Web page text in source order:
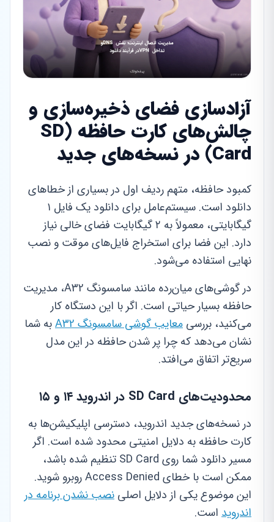
آزادسازی فضای ذخیره‌سازی و
چالش‌های کارت حافظه (SD
Card) در نسخه‌های جدید
کمبود حافظه، متهم ردیف اول در بسیاری از خطاهای
دانلود است. سیستم‌عامل برای دانلود یک فایل ۱
گیگابایتی، معمولاً به ۲ گیگابایت فضای خالی نیاز
دارد. این فضا برای استخراج فایل‌های موقت و نصب
نهایی استفاده می‌شود.
در گوشی‌های میان‌رده مانند سامسونگ A32، مدیریت
حافظه بسیار حیاتی است. اگر با این دستگاه کار
می‌کنید، بررسی معایب گوشی سامسونگ A32
به شما
نشان می‌دهد که چرا پر شدن حافظه در این مدل
سریع‌تر اتفاق می‌افتد.
محدودیت‌های SD Card در اندروید ۱۴ و ۱۵
در نسخه‌های جدید اندروید، دسترسی اپلیکیشن‌ها به
کارت حافظه به دلایل امنیتی محدود شده است. اگر
مسیر دانلود شما روی SD Card تنظیم شده باشد،
ممکن است با خطای Access Denied روبرو شوید.
این موضوع یکی از دلایل اصلی نصب نشدن برنامه در
اندروید است.